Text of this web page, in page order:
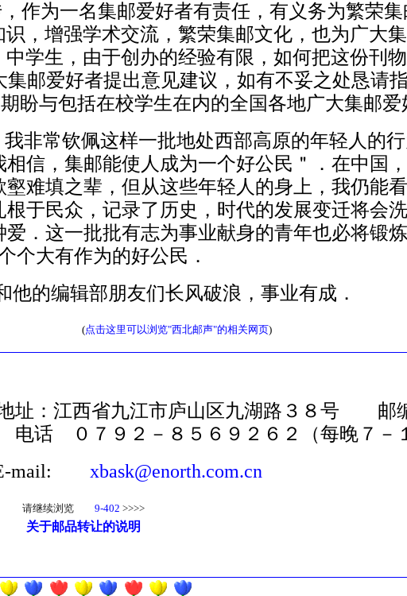
作为一名集邮爱好者有责任，有义务为繁荣
，增强学术交流，繁荣集邮文化，也为广大
学生，由于创办的经验有限，如何把这份刊
邮爱好者提出意见建议，如有不妥之处恳请
盼与包括在校学生在内的全国各地广大集邮
非常钦佩这样一批地处西部高原的年轻人的
信，集邮能使人成为一个好公民＂．在中国
难填之辈，但从这些年轻人的身上，我仍能
于民众，记录了历史，时代的发展变迁将会
．这一批批有志为事业献身的青年也必将锻
个大有作为的好公民．
的编辑部朋友们长风破浪，事业有成．
点击这里可以浏览"西北邮声"的相关网页)
地址：江西省九江市庐山区九湖路３８号
０７９２－８５６９２６２（每晚７－１
E-mail: xbask@enorth.com.cn
请继续浏览 9-402 >>>>
关于邮品转让的说明